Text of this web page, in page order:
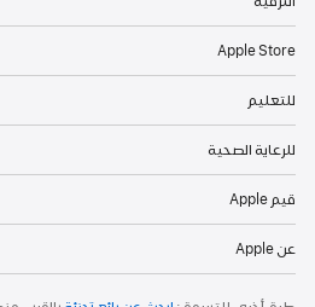
Apple Store
للتعليم
للرعاية الصحية
قيم Apple
عن Apple